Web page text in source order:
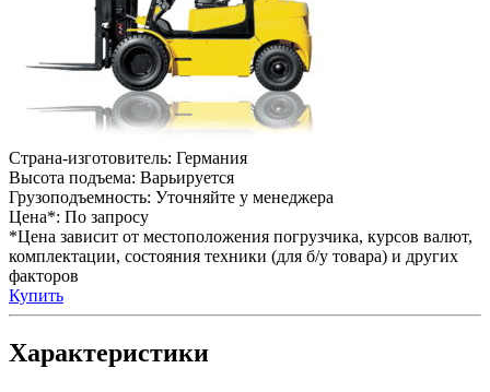
Страна-изготовитель: Германия
Высота подъема: Варьируется
Грузоподъемность: Уточняйте у менеджера
Цена*: По запросу
*Цена зависит от местоположения погрузчика, курсов валют,
комплектации, состояния техники (для б/у товара) и других
факторов
Купить
Характеристики